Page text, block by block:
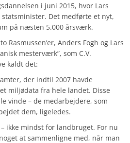
i juni 2015, hvor Lars
statsminister. Det medførte et nyt,
på næsten 5.000 årsværk.
Rasmussen’er, Anders Fogh og Lars
mesterværk”, som C.V.
kaldt det:
der indtil 2007 havde
miljødata fra hele landet. Disse
vinde – de medarbejdere, som
dem, ligeledes.
ikke mindst for landbruget. For nu
at sammenligne med, når man